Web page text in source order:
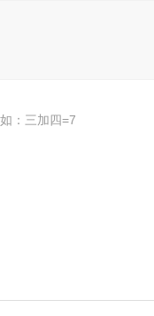
：三加四=7